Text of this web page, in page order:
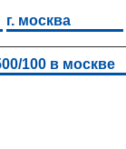
г. москва
100 в москве